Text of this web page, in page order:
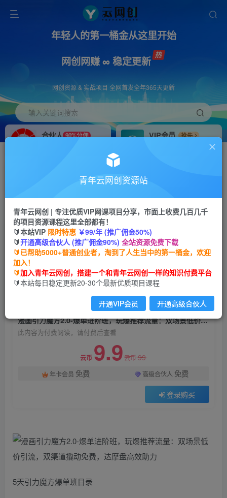
年轻人的第一桶金从这里开始
网创网赚 ∞ 稳定更新
网创资源 & 实战项目 全网首发全年365天更新
输入关键词搜索
合伙人 90%分佣
VIP会员
抢先
搭建同款网站，自己当老板
首页 创业课程 会员免费 正文
漫画引力魔方2.0-爆单进阶班，玩爆推荐流量：双
场景低价引流，双渠道撬动免费，达摩盘高效助力
青年云网创
2年前发布
关注 私信
漫画引力魔方2.0-爆单进阶班，玩爆推荐流量：双场景低价引流，双渠道撬动免费，达摩盘高效助力
此内容为付费阅读，请付费后查看
云币 9.9云币99
年卡会员 免费 高级合伙人 免费
登录购买
5天引力魔方爆单班目录
青年云网创资源站
青年云网创 | 专注优质VIP网课项目分享，市面上收费几百几千
的项目资源课程这里全部都有！
🔰本站VIP 限时特惠 ￥99/年 (推广佣金50%)
🔰开通高级合伙人 (推广佣金90%) 全站资源免费下载
🔰已帮助5000+普通创业者，淘到了人生当中的第一桶金，欢迎
加入！
🔰加入青年云网创，搭建一个和青年云网创一样的知识付费平台
🔰本站每日稳定更新20-30个最新优质项目课程
开通VIP会员 开通高级合伙人